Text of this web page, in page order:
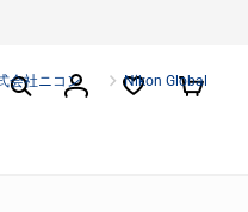
会社ニコン Nikon Global